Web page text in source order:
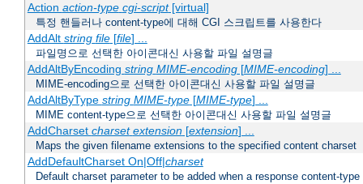
Action action-type cgi-script[virtual]
특정 핸들러나 content-type에 대해 CGI 스크립트를 사용한다
AddAlt string file[file] ...
파일명으로 선택한 아이콘대신 사용할 파일 설명글
AddAltByEncoding string MIME-encoding[MIME-encoding] ...
MIME-encoding으로 선택한 아이콘대신 사용할 파일 설명글
AddAltByType string MIME-type[MIME-type] ...
MIME content-type으로 선택한 아이콘대신 사용할 파일 설명글
AddCharset charset extension[extension] ...
Maps the given filename extensions to the specified content charset
AddDefaultCharset On|Off|charset
Default charset parameter to be added when a response content-